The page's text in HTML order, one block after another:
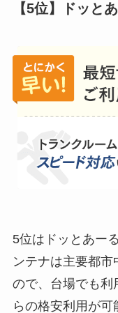
【5位】ドッと
5位はドッとあー
ンテナは主要都
ので、台場でも利
らの格安利用が